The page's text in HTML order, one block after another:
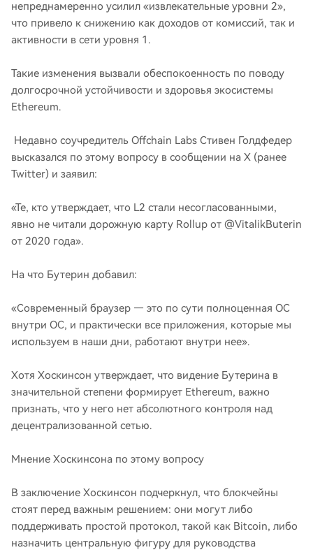
непреднамеренно усилил «извлекательные уровни 2»,
что привело к снижению как доходов от комиссий, так и
активности в сети уровня 1.
Такие изменения вызвали обеспокоенность по поводу
долгосрочной устойчивости и здоровья экосистемы
Ethereum.
Недавно соучредитель Offchain Labs Стивен Голдфедер
высказался по этому вопросу в сообщении на X (ранее
Twitter) и заявил:
«Те, кто утверждает, что L2 стали несогласованными,
явно не читали дорожную карту Rollup от @VitalikButerin
от 2020 года».
На что Бутерин добавил:
«Современный браузер — это по сути полноценная ОС
внутри ОС, и практически все приложения, которые мы
используем в наши дни, работают внутри нее».
Хотя Хоскинсон утверждает, что видение Бутерина в
значительной степени формирует Ethereum, важно
признать, что у него нет абсолютного контроля над
децентрализованной сетью.
Мнение Хоскинсона по этому вопросу
В заключение Хоскинсон подчеркнул, что блокчейны
стоят перед важным решением: они могут либо
поддерживать простой протокол, такой как Bitcoin, либо
назначить центральную фигуру для руководства